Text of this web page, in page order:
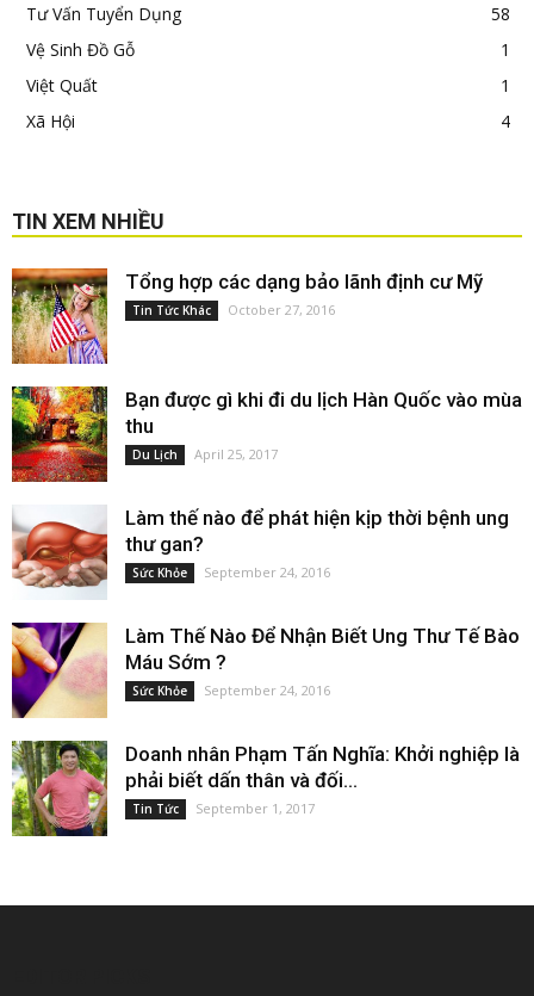
Tư Vấn Tuyển Dụng
58
Vệ Sinh Đồ Gỗ
1
Việt Quất
1
Xã Hội
4
TIN XEM NHIỀU
Tổng hợp các dạng bảo lãnh định cư Mỹ
Tin Tức Khác October 27, 2016
Bạn được gì khi đi du lịch Hàn Quốc vào mùa
thu
Du Lịch April 25, 2017
Làm thế nào để phát hiện kịp thời bệnh ung
thư gan?
Sức Khỏe September 24, 2016
Làm Thế Nào Để Nhận Biết Ung Thư Tế Bào
Máu Sớm ?
Sức Khỏe September 24, 2016
Doanh nhân Phạm Tấn Nghĩa: Khởi nghiệp là
phải biết dấn thân và đối...
Tin Tức September 1, 2017